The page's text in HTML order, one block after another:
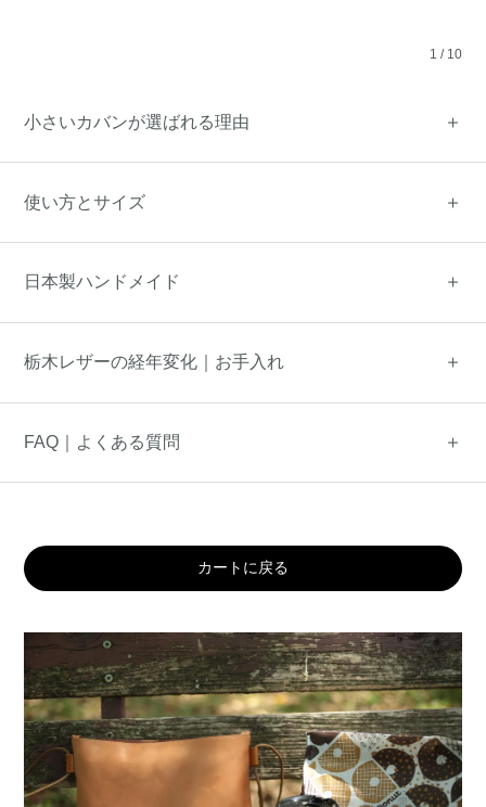
1 / 10
小さいカバンが選ばれる理由
使い方とサイズ
日本製ハンドメイド
栃木レザーの経年変化｜お手入れ
FAQ｜よくある質問
カートに戻る